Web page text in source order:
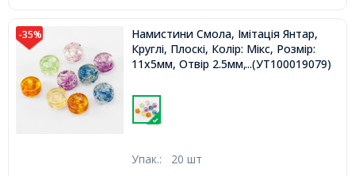
-35%
Намистини Смола, Імітація Янтар,
Круглі, Плоскі, Колір: Мікс, Розмір:
11х5мм, Отвір 2.5мм,...(УТ100019079)
Упак.: 20 шт